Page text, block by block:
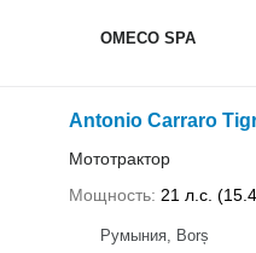
OMECO SPA
Antonio Carraro
Мототрактор
Мощность 21 л.с.
Румыния, Borș